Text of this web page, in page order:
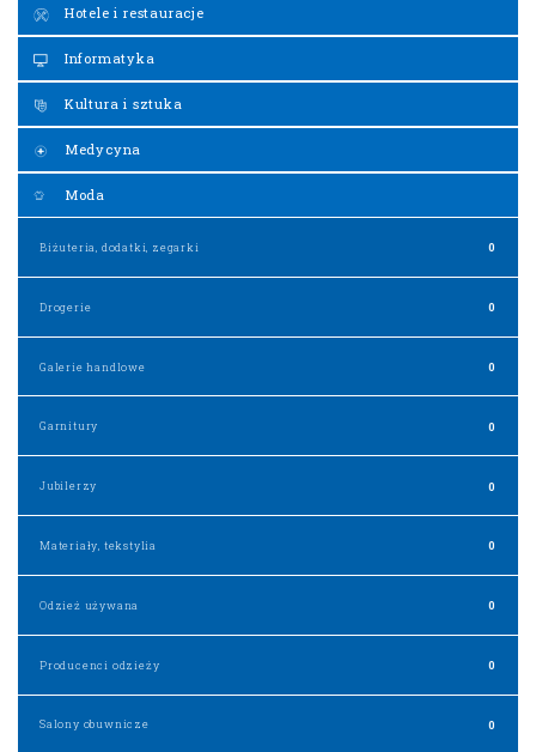
Hotele i restauracje
Informatyka
Kultura i sztuka
Medycyna
Moda
Biżuteria, dodatki, zegarki 0
Drogerie 0
Galerie handlowe 0
Garnitury 0
Jubilerzy 0
Materiały, tekstylia 0
Odzież używana 0
Producenci odzieży 0
Salony obuwnicze 0